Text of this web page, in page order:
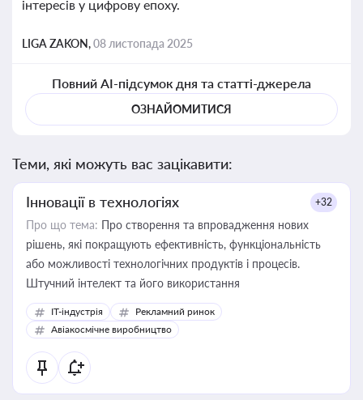
інтересів у цифрову епоху.
LIGA ZAKON,08 листопада 2025
Повний AI-підсумок дня та статті-джерела
ОЗНАЙОМИТИСЯ
Теми, які можуть вас зацікавити:
Інновації в технологіях +32
Про що тема: Про створення та впровадження нових
рішень, які покращують ефективність, функціональність
або можливості технологічних продуктів і процесів.
Штучний інтелект та його використання
IT-індустрія
Рекламний ринок
Авіакосмічне виробництво